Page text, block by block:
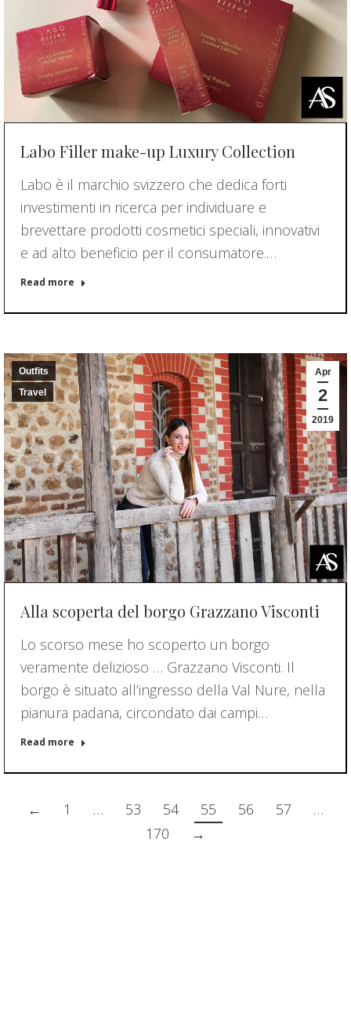
Labo Filler make-up Luxury Collection
Labo è il marchio svizzero che dedica forti
investimenti in ricerca per individuare e
brevettare prodotti cosmetici speciali, innovativi
e ad alto beneficio per il consumatore.…
Read more
Apr
2
2019
Outfits
Travel
Alla scoperta del borgo Grazzano Visconti
Lo scorso mese ho scoperto un borgo
veramente delizioso … Grazzano Visconti. Il
borgo è situato all’ingresso della Val Nure, nella
pianura padana, circondato dai campi…
Read more
← 1 … 53 54 55 56 57
…
170
→